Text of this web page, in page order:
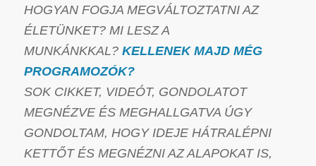
HOGYAN FOGJA MEGVÁLTOZTATNI AZ
ÉLETÜNKET? MI LESZ A
MUNKÁNKKAL? KELLENEK MAJD MÉG
PROGRAMOZÓK?
SOK CIKKET, VIDEÓT, GONDOLATOT
MEGNÉZVE ÉS MEGHALLGATVA ÚGY
GONDOLTAM, HOGY IDEJE HÁTRALÉPNI
KETTŐT ÉS MEGNÉZNI AZ ALAPOKAT IS,